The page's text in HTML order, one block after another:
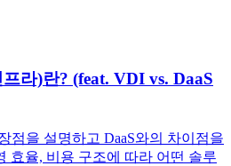
라)란? (feat. VDI vs. DaaS
점을 설명하고 DaaS와의 차이점을
효율, 비용 구조에 따라 어떤 솔루